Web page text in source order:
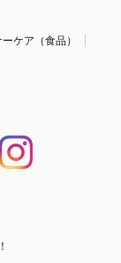
ケア（食品）